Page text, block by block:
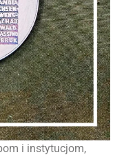
i instytucjom,